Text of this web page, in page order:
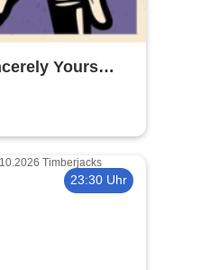
Yours
23:30 Uhr